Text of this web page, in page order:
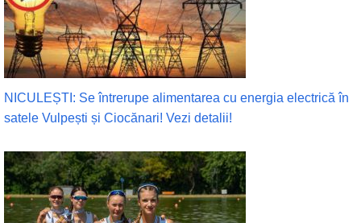
NICULEȘTI: Se întrerupe alimentarea cu energia electrică în
satele Vulpești și Ciocănari! Vezi detalii!